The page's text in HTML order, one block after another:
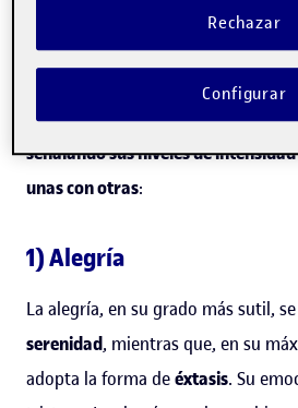
la rueda de las emociones
primarias, secundarias y terciarias
intensidad y frecuencia de
hacemos un repaso por las ocho
señalando sus niveles de
unas con otras:
1) Alegría
La alegría, en su grado más sutil,
serenidad, mientras que, en su
adopta la forma deéxtasis. Su
Rechazar
Configurar